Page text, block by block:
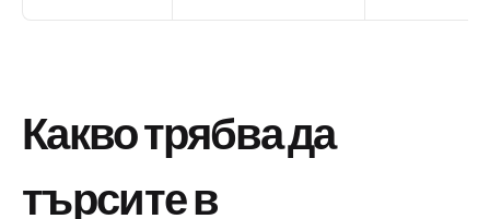
Какво трябва да
търсите в